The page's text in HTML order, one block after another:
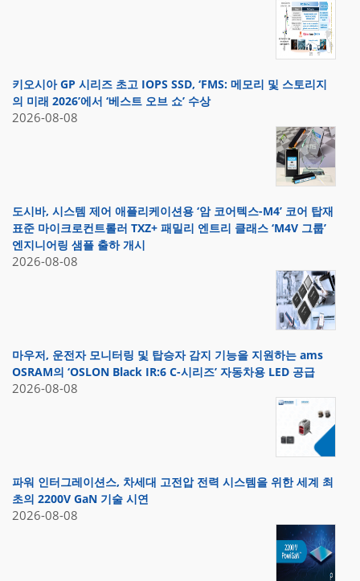
키오시아 GP 시리즈 초고 IOPS SSD, ‘FMS: 메모리 및 스토리지
의 미래 2026’에서 ‘베스트 오브 쇼’ 수상
2026-08-08
도시바, 시스템 제어 애플리케이션용 ‘암 코어텍스-M4’ 코어 탑재
표준 마이크로컨트롤러 TXZ+ 패밀리 엔트리 클래스 ‘M4V 그룹’
엔지니어링 샘플 출하 개시
2026-08-08
마우저, 운전자 모니터링 및 탑승자 감지 기능을 지원하는 ams
OSRAM의 ‘OSLON Black IR:6 C-시리즈’ 자동차용 LED 공급
2026-08-08
파워 인터그레이션스, 차세대 고전압 전력 시스템을 위한 세계 최
초의 2200V GaN 기술 시연
2026-08-08